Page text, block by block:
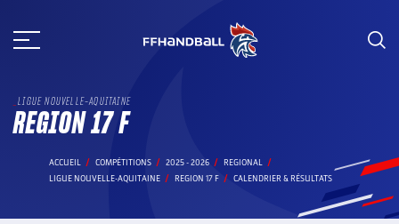
au
LIGUE NOUVELLE-AQUITAINE
REGION 17 F
ACCUEIL COMPÉTITIONS 2025 - 2026
REGIONAL
LIGUE NOUVELLE-AQUITAINE
REGION 17 F CALENDRIER & RÉSULTATS